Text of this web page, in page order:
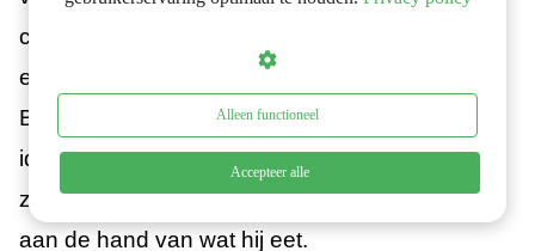
capaciteit van de darmflora om zich snel en
effectief aan te passen aan veranderingen.
Beter is het dus om niet te werken met een
ideaal model van hoe de darmflora eruit moet
zien, maar eerder hoe een individu functioneert
aan de hand van wat hij eet.
Alleen functioneel
Accepteer alle